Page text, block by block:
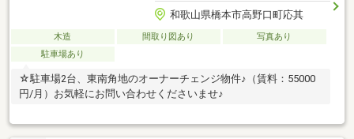
和歌山県橋本市高野口町応其
木造 間取り図あり
写真あり
駐車場あり
☆駐車場2台、東南角地のオーナーチェンジ物件♪（賃料：55000
円/月）お気軽にお問い合わせくださいませ♪